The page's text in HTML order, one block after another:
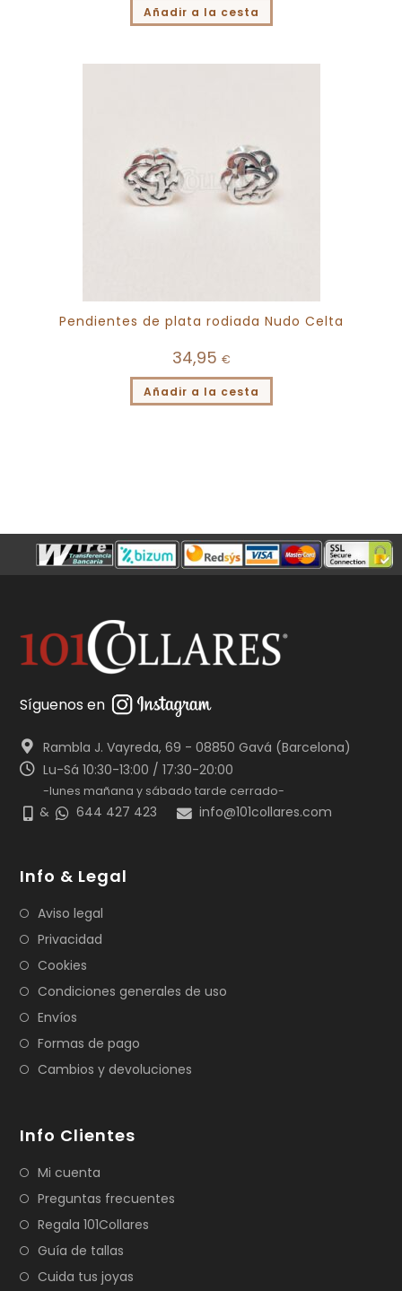
Añadir a la cesta
Pendientes de plata rodiada Nudo Celta
34,95 €
Añadir a la cesta
Síguenos en
Rambla J. Vayreda, 69 - 08850 Gavá (Barcelona)
Lu-Sá 10:30-13:00 / 17:30-20:00
-lunes mañana y sábado tarde cerrado-
& 644 427 423 info@101collares.com
Info & Legal
Aviso legal
Privacidad
Cookies
Condiciones generales de uso
Envíos
Formas de pago
Cambios y devoluciones
Info Clientes
Mi cuenta
Preguntas frecuentes
Regala 101Collares
Guía de tallas
Cuida tus joyas